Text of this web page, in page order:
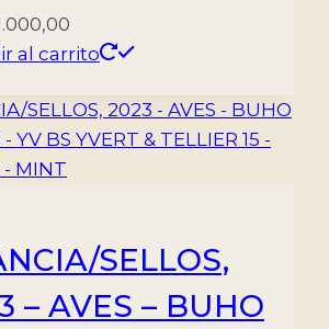
al carrito
SELLOS,
– AVES – BUHO